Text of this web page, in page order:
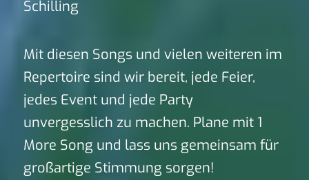
Schilling
Mit diesen Songs und vielen weiteren im
Repertoire sind wir bereit, jede Feier,
jedes Event und jede Party
unvergesslich zu machen. Plane mit 1
More Song und lass uns gemeinsam für
großartige Stimmung sorgen!